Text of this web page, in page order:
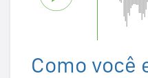
Como você